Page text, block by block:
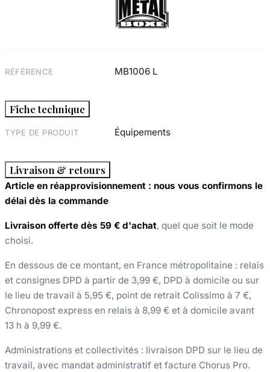
RÉFÉRENCE MB1006 L
Fiche technique
TYPE DE PRODUIT Équipements
Livraison & retours
Article en réapprovisionnement : nous vous confirmons le
délai dès la commande
Livraison offerte dès 59 € d'achat, quel que soit le mode
choisi.
En dessous de ce montant, en France métropolitaine : relais
et consignes DPD à partir de 3,99 €, DPD à domicile ou sur
le lieu de travail à 5,95 €, point de retrait Colissimo à 7 €,
Chronopost express en relais à 8,99 € et à domicile avant
13 h à 9,99 €.
Administrations et collectivités : livraison DPD sur le lieu de
travail, avec mandat administratif et facture Chorus Pro.